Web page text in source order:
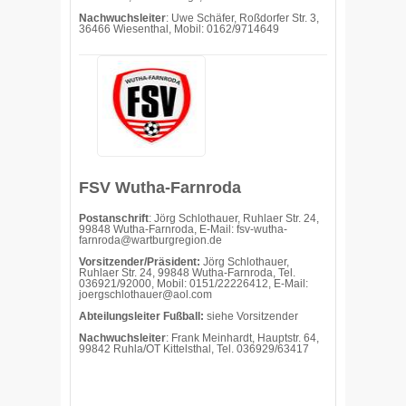
Nachwuchsleiter: Uwe Schäfer, Roßdorfer Str. 3,
36466 Wiesenthal, Mobil: 0162/9714649
FSV Wutha-Farnroda
Postanschrift: Jörg Schlothauer, Ruhlaer Str. 24,
99848 Wutha-Farnroda, E-Mail: fsv-wutha-
farnroda@wartburgregion.de
Vorsitzender/Präsident: Jörg Schlothauer,
Ruhlaer Str. 24, 99848 Wutha-Farnroda, Tel.
036921/92000, Mobil: 0151/22226412, E-Mail:
joergschlothauer@aol.com
Abteilungsleiter Fußball: siehe Vorsitzender
Nachwuchsleiter: Frank Meinhardt, Hauptstr. 64,
99842 Ruhla/OT Kittelsthal, Tel. 036929/63417